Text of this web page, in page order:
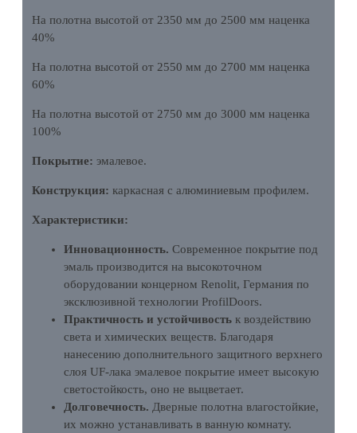
На полотна высотой от 2350 мм до 2500 мм наценка
40%
На полотна высотой от 2550 мм до 2700 мм наценка
60%
На полотна высотой от 2750 мм до 3000 мм наценка
100%
Покрытие: эмалевое.
Конструкция: каркасная с алюминиевым профилем.
Характеристики:
Инновационность. Современное покрытие под
эмаль производится на высокоточном
оборудовании концерном Renolit, Германия по
эксклюзивной технологии ProfilDoors.
Практичность и устойчивость к воздействию
света и химических веществ. Благодаря
нанесению дополнительного защитного верхнего
слоя UF-лака эмалевое покрытие имеет высокую
светостойкость, оно не выцветает.
Долговечность. Дверные полотна влагостойкие,
их можно устанавливать в ванную комнату.